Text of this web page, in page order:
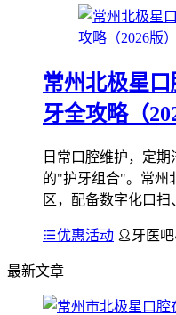
常州北极星
牙全攻略（
日常口腔维护，定
的"护牙组合"。常州
区，配备数字化口
优惠活动 牙医
最新文章